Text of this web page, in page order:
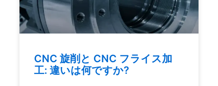
CNC 旋削と CNC フライス加
工: 違いは何ですか?